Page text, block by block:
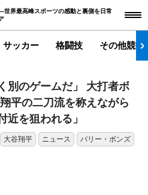
界最高峰スポーツの感動と裏側を日常
サッカー 格闘技 その他競技
別のゲームだ」 大打者ボ
平の二刀流を称えながら
近を狙われる」
大谷翔平 ニュース バリー・ボンズ